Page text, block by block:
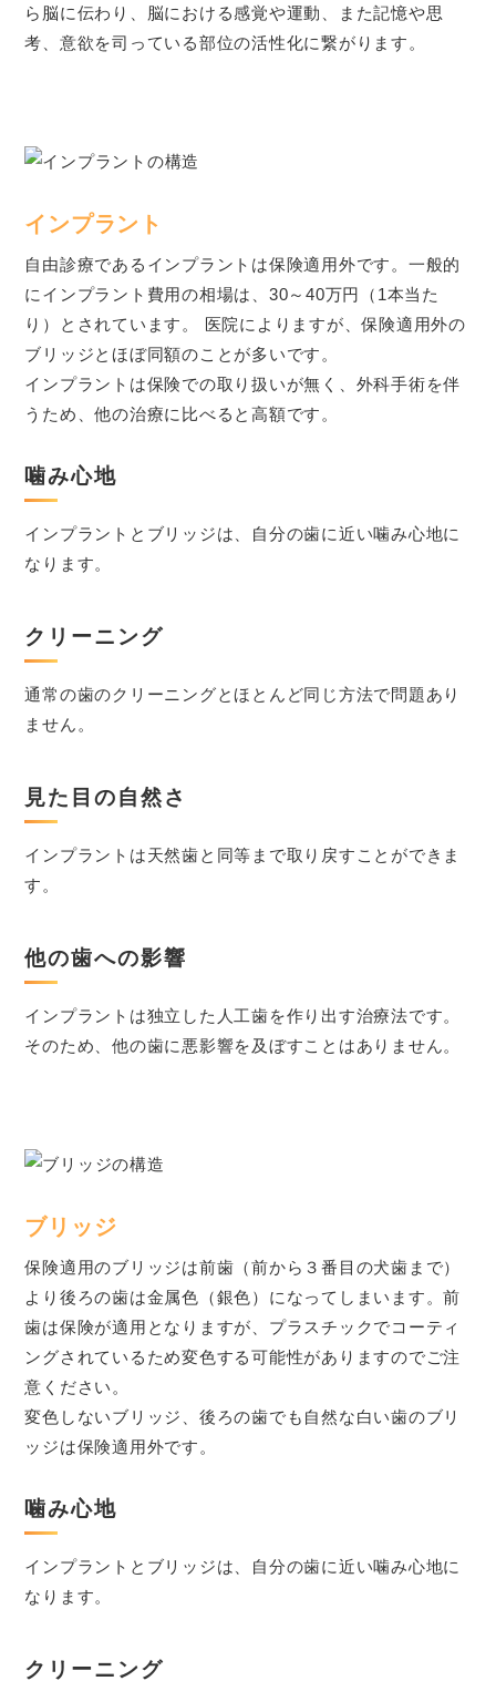
ら脳に伝わり、脳における感覚や運動、また記憶や思
考、意欲を司っている部位の活性化に繋がります。
インプラント
自由診療であるインプラントは保険適用外です。一般的
にインプラント費用の相場は、30～40万円（1本当た
り）とされています。 医院によりますが、保険適用外の
ブリッジとほぼ同額のことが多いです。
インプラントは保険での取り扱いが無く、外科手術を伴
うため、他の治療に比べると高額です。
噛み心地
インプラントとブリッジは、自分の歯に近い噛み心地に
なります。
クリーニング
通常の歯のクリーニングとほとんど同じ方法で問題あり
ません。
見た目の自然さ
インプラントは天然歯と同等まで取り戻すことができま
す。
他の歯への影響
インプラントは独立した人工歯を作り出す治療法です。
そのため、他の歯に悪影響を及ぼすことはありません。
ブリッジ
保険適用のブリッジは前歯（前から３番目の犬歯まで）
より後ろの歯は金属色（銀色）になってしまいます。前
歯は保険が適用となりますが、プラスチックでコーティ
ングされているため変色する可能性がありますのでご注
意ください。
変色しないブリッジ、後ろの歯でも自然な白い歯のブリ
ッジは保険適用外です。
噛み心地
インプラントとブリッジは、自分の歯に近い噛み心地に
なります。
クリーニング